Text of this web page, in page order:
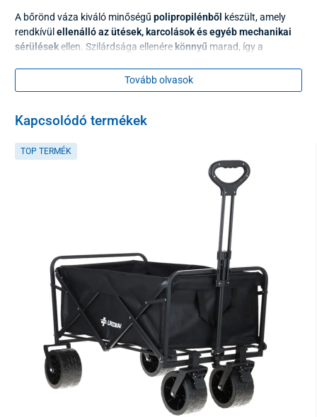
A bőrönd váza kiváló minőségű polipropilénből készült, amely
rendkívül ellenálló az ütések, karcolások és egyéb mechanikai
sérülésekellen. Szilárdsága ellenére könnyű marad, így a
A kényelmes fogást a könnyített, állítható magasságú
fogantyúk csúszásgátló gumibevonattal
komfortos használathoz.
Kerekek, amelyek bármilyen felülettel
megbirkóznak
polipropilén kerék csendes és sima
Tovább olvasok
Kapcsolódó termékek
TOP TERMÉK